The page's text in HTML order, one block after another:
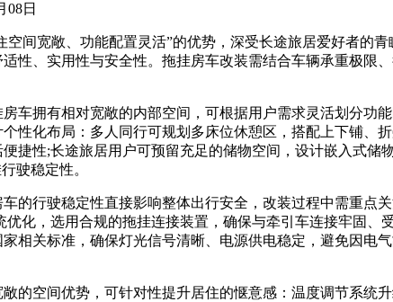
08日
宽敞、功能配置灵活”的优势，深受长途旅居爱好者的
性、实用性与安全性。拖挂房车改装需结合车辆承重极限
拥有相对宽敞的内部空间，可根据用户需求灵活划分功
性化布局：多人同行可规划多床位休憩区，搭配上下铺、
捷性;长途旅居用户可预留充足的储物空间，设计嵌入式
驶稳定性。
行驶稳定性直接影响整体出行安全，改装过程中需重点
化，选用合规的拖挂连接装置，确保与牵引车连接牢固
相关标准，确保灯光信号清晰、电源供电稳定，避免因电
空间优势，可针对性提升居住的惬意感：温度调节系统